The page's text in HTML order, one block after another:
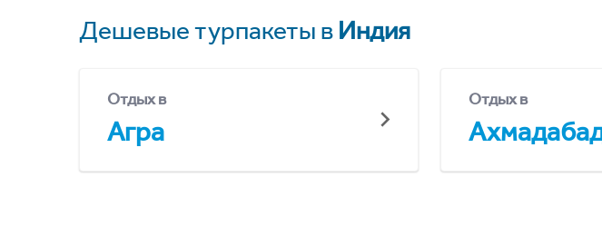
Дешевые турпакеты в Индия
Отдых в
Агра
Отдых в